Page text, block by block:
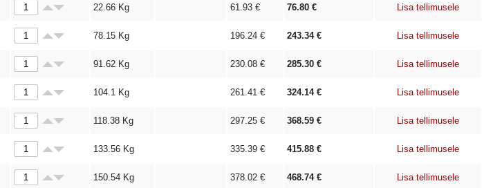
22.66 Kg 61.93 € 76.80 € Lisa tellimusele
78.15 Kg 196.24 € 243.34€ Lisa tellimusele
91.62 Kg 230.08 € 285.30 € Lisa tellimusele
104.1 Kg 261.41 € 324.14€ Lisa tellimusele
118.38 Kg 297.25 € 368.59 € Lisa tellimusele
133.56 Kg 335.39 € 415.88 € Lisa tellimusele
150.54 Kg 378.02 € 468.74€ Lisa tellimusele